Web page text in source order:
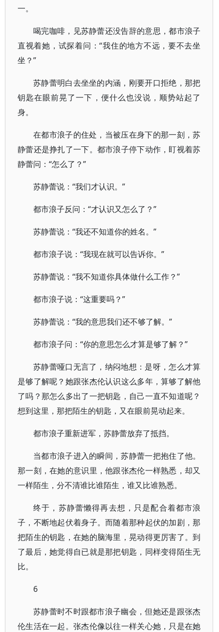
一。
喝完咖啡，见苏静蕾还没告辞的意思，都市浪子
直视着她，试探着问：“我住的地方不远，要不去坐
坐？”
苏静蕾明白去坐坐的内涵，刚要开口拒绝，那把
钥匙在眼前晃了一下，便什么也没说，顺势站起了
身。
在都市浪子的住处，当被压在身下的那一刻，苏
静蕾还是挣扎了一下。都市浪子停下动作，盯视着苏
静蕾问：“怎么了？”
苏静蕾说：“我们才认识。”
都市浪子反问：“才认识又怎么了？”
苏静蕾说：“我还不知道你的姓名。”
都市浪子说：“我现在就可以告诉你。”
苏静蕾说：“我不知道你具体做什么工作？”
都市浪子说：“这重要吗？”
苏静蕾说：“我的意思我们还不够了解。”
都市浪子问：“你的意思怎么才算是够了解？”
苏静蕾哑口无言了，纳闷地想：是呀，怎么才算
是够了解呢？她跟张杰伦认识这么多年，算够了解他
了吗？那怎么多出了一把钥匙，自己一直不知道呢？
想到这里，那把陌生的钥匙，又在眼前晃动起来。
都市浪子重新进军，苏静蕾放弃了抵挡。
当都市浪子进入的瞬间，苏静蕾一把抱住了他。
那一刻，在她的意识里，他跟张杰伦一样熟悉，却又
一样陌生，分不清谁比谁陌生，谁又比谁熟悉。
终于，苏静蕾懒得再去想，只是配合着都市浪
子，不断地起伏着身子。而随着那种起伏的加剧，那
把陌生的钥匙，在她的脑海里，晃动得更厉害了。到
了最后，她觉得自已就是那把钥匙，同样变得陌生无
比。
6
苏静蕾时不时跟都市浪子幽会，但她还是跟张杰
伦生活在一起。张杰伦像以往一样关心她，只是在她